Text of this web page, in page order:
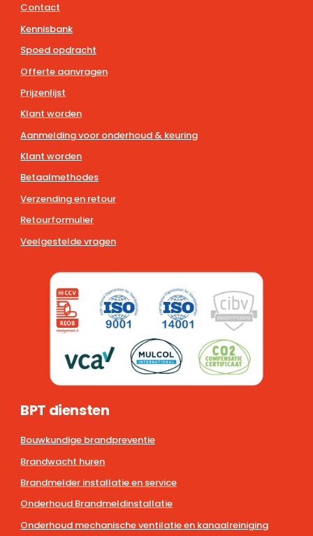
Contact
Kennisbank
Spoed opdracht
Offerte aanvragen
Prijzenlijst
Klant worden
Aanmelding voor onderhoud & keuring
Klant worden
Betaalmethodes
Verzending en retour
Retourformulier
Veelgestelde vragen
BPT diensten
Bouwkundige brandpreventie
Brandwacht huren
Brandmelder installatie en service
Onderhoud Brandmeldinstallatie
Onderhoud mechanische ventilatie en kanaalreiniging